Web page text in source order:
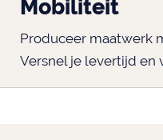
Mobiliteit
Produceer maatwerk
Versnel je levertijd en